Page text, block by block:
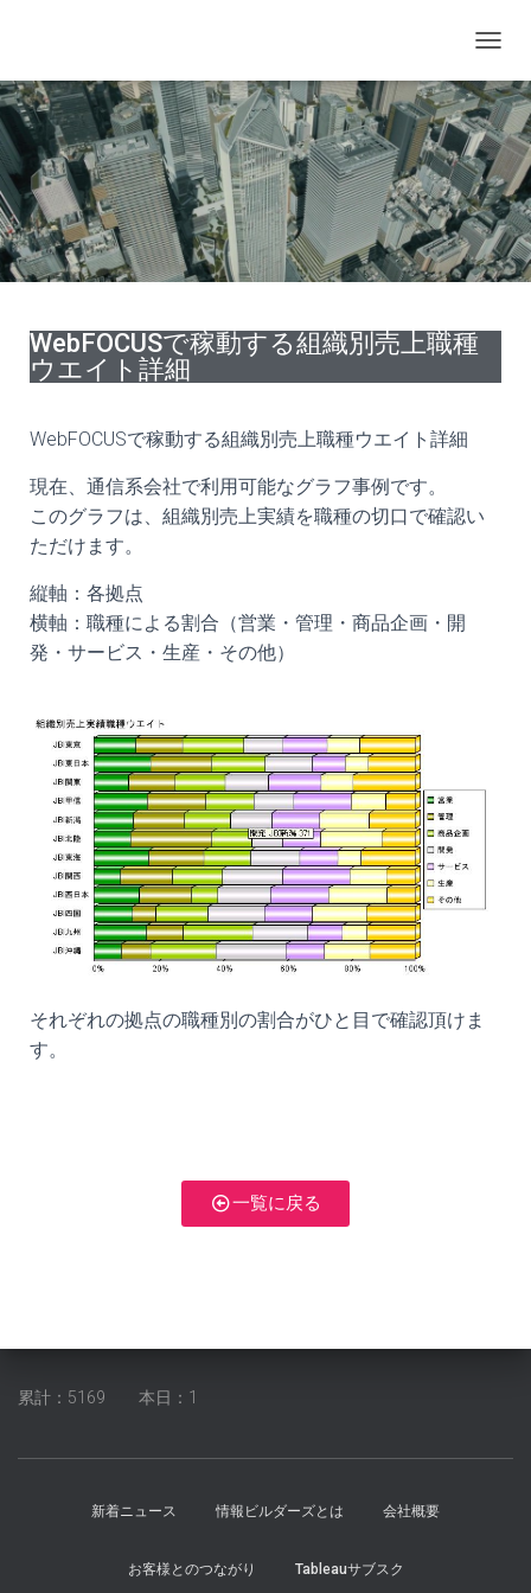
ビ
ゲ
ー
シ
ョ
ン
を
切
り
替
WebFOCUSで稼動する組織別売上職種
ウエイト詳細
WebFOCUSで稼動する組織別売上職種ウエイト詳細
現在、通信系会社で利用可能なグラフ事例です。
このグラフは、組織別売上実績を職種の切口で確認い
ただけます。
縦軸：各拠点
横軸：職種による割合（営業・管理・商品企画・開
発・サービス・生産・その他）
それぞれの拠点の職種別の割合がひと目で確認頂けま
す。
一覧に戻る
累計：5169 本日：1
新着ニュース 情報ビルダーズとは 会社概要
お客様とのつながり Tableauサブスク